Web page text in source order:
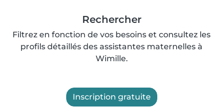
Rechercher
Filtrez en fonction de vos besoins et consultez les
profils détaillés des assistantes maternelles à
Wimille.
Inscription gratuite